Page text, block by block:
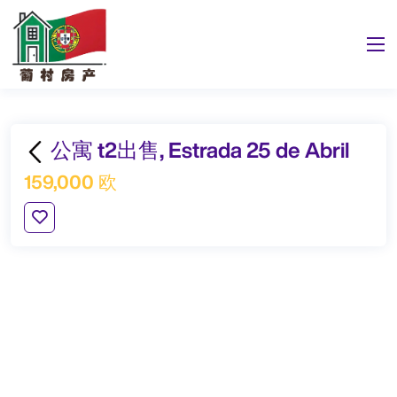
公寓 t2出售, Estrada 25 de Abril
159,000 欧